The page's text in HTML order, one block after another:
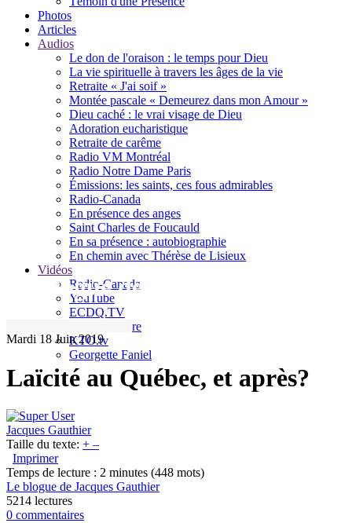
Photos
Articles
Audios
Le don de l'oraison : le temps pour Dieu
La vie spirituelle à travers les âges de la vie
Retraite « J'ai soif »
Montée pascale « Demeurez dans mon Amour »
Dieu caché : le vrai visage de Dieu
Adoration eucharistique
Retraite de carême
Radio VM Montréal
Radio Notre Dame Paris
Émissions: les saints, ces fous admirables
Radio-Canada
En présence des anges
Saint Charles de Foucauld
En sa présence : autobiographie
En chemin avec Thérèse de Lisieux
Vidéos
Radio-Canada
YouTube
ECDQ.TV
Sel et Lumière
KTO.tv
Georgette Faniel
Le blogue de Jacques Gauthier
Mardi 18 Juin 2019
Laïcité au Québec, et après?
Jacques Gauthier
Taille du texte: + –
Imprimer
Temps de lecture : 2 minutes (448 mots)
Le blogue de Jacques Gauthier
5214 lectures
0 commentaires